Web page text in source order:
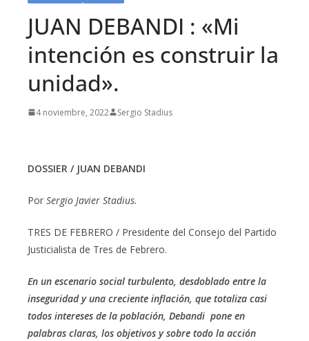
JUAN DEBANDI : «Mi
intención es construir la
unidad».
4 noviembre, 2022 Sergio Stadius
DOSSIER / JUAN DEBANDI
Por Sergio Javier Stadius.
TRES DE FEBRERO / Presidente del Consejo del Partido
Justicialista de Tres de Febrero.
En un escenario social turbulento, desdoblado entre la
inseguridad y una creciente inflación, que totaliza casi
todos intereses de la población, Debandi pone en
palabras claras, los objetivos y sobre todo la acción